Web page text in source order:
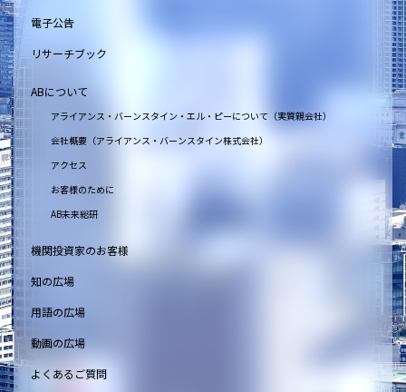
電子公告
リサーチブック
ABについて
アライアンス・バーンスタイン・エル・ピーについて（実質親会社）
会社概要（アライアンス・バーンスタイン株式会社）
アクセス
お客様のために
AB未来総研
機関投資家のお客様
知の広場
用語の広場
動画の広場
よくあるご質問